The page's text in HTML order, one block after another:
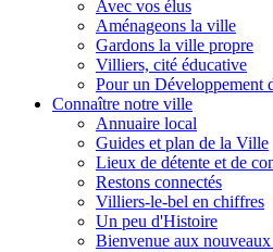
Avec vos élus
Aménageons la ville
Gardons la ville propre
Villiers, cité éducative
Pour un Développement
Connaître notre ville
Annuaire local
Guides et plan de la Ville
Lieux de détente et de
Restons connectés
Villiers-le-bel en chiffres
Un peu d'Histoire
Bienvenue aux